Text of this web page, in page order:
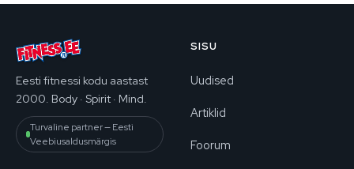
Eesti fitnessi kodu aastast
2000. Body · Spirit · Mind.
Turvaline partner — Eesti
Veebiusaldusmärgis
SISU
Uudised
Artiklid
Foorum